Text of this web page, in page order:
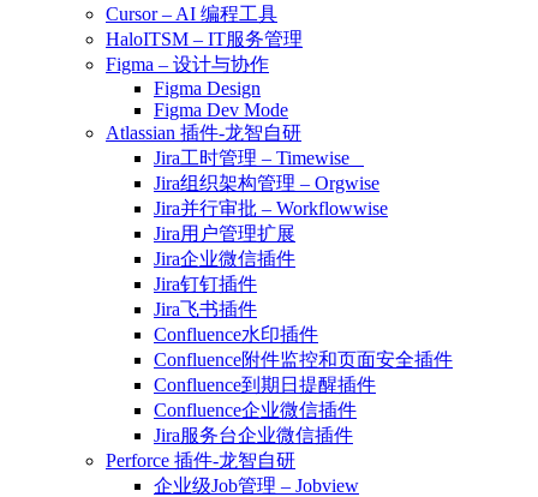
Cursor – AI 编程工具
HaloITSM – IT服务管理
Figma – 设计与协作
Figma Design
Figma Dev Mode
Atlassian 插件-龙智自研
Jira工时管理 – Timewise
Jira组织架构管理 – Orgwise
Jira并行审批 – Workflowwise
Jira用户管理扩展
Jira企业微信插件
Jira钉钉插件
Jira飞书插件
Confluence水印插件
Confluence附件监控和页面安全插件
Confluence到期日提醒插件
Confluence企业微信插件
Jira服务台企业微信插件
Perforce 插件-龙智自研
企业级Job管理 – Jobview